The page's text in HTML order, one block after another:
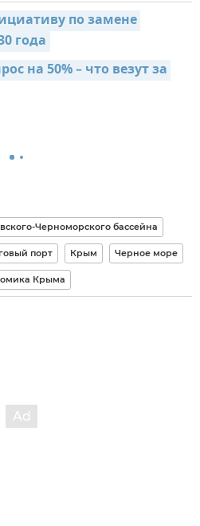
по замене
года
на 50% – что везут за
Черноморского бассейна
порт Крым Черное море
Крыма